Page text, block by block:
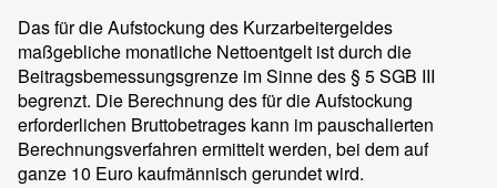
Das für die Aufstockung des Kurzarbeitergeldes
maßgebliche monatliche Nettoentgelt ist durch die
Beitragsbemessungsgrenze im Sinne des § 5 SGB III
begrenzt. Die Berechnung des für die Aufstockung
erforderlichen Bruttobetrages kann im pauschalierten
Berechnungsverfahren ermittelt werden, bei dem auf
ganze 10 Euro kaufmännisch gerundet wird.